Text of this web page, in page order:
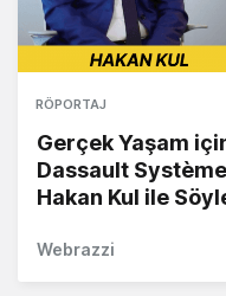
RÖPORTAJ
Gerçek Yaşam
Dassault
Hakan Kul ile
Webrazzi